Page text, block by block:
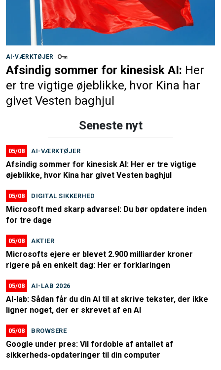
AI-VÆRKTØJER
Afsindig sommer for kinesisk AI: Her
er tre vigtige øjeblikke, hvor Kina har
givet Vesten baghjul
Seneste nyt
05/08 AI-VÆRKTØJER
Afsindig sommer for kinesisk AI: Her er tre vigtige
øjeblikke, hvor Kina har givet Vesten baghjul
05/08 DIGITAL SIKKERHED
Microsoft med skarp advarsel: Du bør opdatere inden
for tre dage
05/08 AKTIER
Microsofts ejere er blevet 2.900 milliarder kroner
rigere på en enkelt dag: Her er forklaringen
05/08 AI-LAB 2026
AI-lab: Sådan får du din AI til at skrive tekster, der ikke
ligner noget, der er skrevet af en AI
05/08 BROWSERE
Google under pres: Vil fordoble af antallet af
sikkerheds-opdateringer til din computer